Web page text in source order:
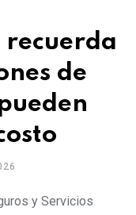
recuerda
de
y Servicios